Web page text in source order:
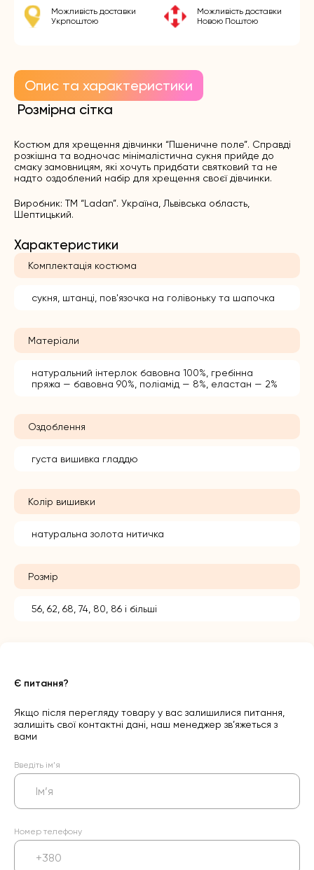
Можливість доставки
Укрпоштою
Можливість доставки
Новою Поштою
Опис та характеристики
Розмірна сітка
Костюм для хрещення дівчинки “Пшеничне поле”. Справді
розкішна та водночас мінімалістична сукня прийде до
смаку замовницям, які хочуть придбати святковий та не
надто оздоблений набір для хрещення своєї дівчинки.
Виробник: ТМ “Ladan”. Україна, Львівська область,
Шептицький.
Характеристики
Комплектація костюма
сукня, штанці, пов'язочка на голівоньку та шапочка
Матеріали
натуральний інтерлок бавовна 100%, гребінна
пряжа — бавовна 90%, поліамід — 8%, еластан — 2%
Оздоблення
густа вишивка гладдю
Колір вишивки
натуральна золота нитичка
Розмір
56, 62, 68, 74, 80, 86 і більші
Є питання?
Якщо після перегляду товару у вас залишилися питання,
залишіть свої контактні дані, наш менеджер зв’яжеться з
вами
Введіть ім’я
Номер телефону